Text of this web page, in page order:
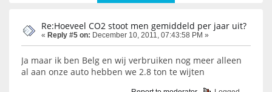
Re:Hoeveel CO2 stoot men gemiddeld per jaar uit?
« Reply #5 on: December 10, 2011, 07:43:58 PM »
Ja maar ik ben Belg en wij verbruiken nog meer alleen
al aan onze auto hebben we 2.8 ton te wijten